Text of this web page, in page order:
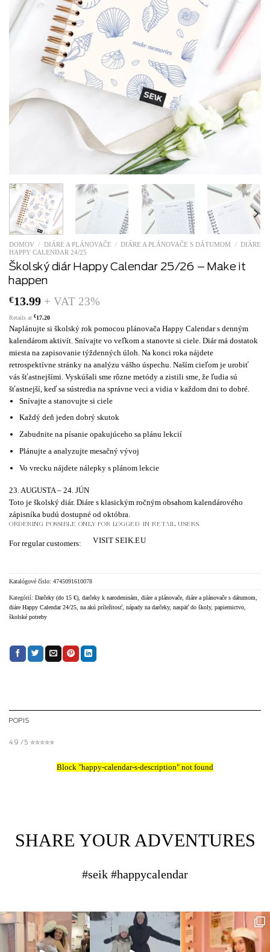
DOMOV / DIÁRE A PLÁNOVAČE / DIÁRE A PLÁNOVAČE S DÁTUMOM / DIÁRE
HAPPY CALENDAR 24/25
Školský diár Happy Calendar 25/26 – Make it
happen
€13.99 + VAT 23%
Retails at €17.20
Naplánujte si školský rok pomocou plánovača Happy Calendar s denným
kalendárom aktivít. Snívajte vo veľkom a stanovte si ciele. Diár má dostatok
miesta na zapisovanie týždenných úloh. Na konci roka nájdete
retrospektívne stránky na analýzu vášho úspechu. Naším cieľom je urobiť
vás šťastnejšími. Vyskúšali sme rôzne metódy a zistili sme, že ľudia sú
šťastnejší, keď sa sústredia na správne veci a vidia v každom dni to dobré.
Snívajte a stanovujte si ciele
Každý deň jeden dobrý skutok
Zabudnite na písanie opakujúceho sa plánu lekcií
Plánujte a analyzujte mesačný vývoj
Vo vrecku nájdete nálepky s plánom lekcie
23. AUGUSTA – 24. JÚN
Toto je školský diár. Diáre s klasickým ročným obsahom kalendárového
zápisníka budú dostupné od októbra.
ORDERING POSSIBLE ONLY FOR LOGGED-IN RETAIL USERS.
For regular customers: VISIT SEIK.EU
Katalógové číslo: 4745091610078
Kategórií: Darčeky (do 15 €) darčeky k narodeninám diáre a plánovače diáre a plánovače s dátumom
diáre Happy Calendar 24/25 na akú príležitosť nápady na darčeky, naspäť do školy, papiernictvo
školské potreby
POPIS
4.9 / 5 ✮✮✮✮✮
Block "happy-calendar-s-description" not found
SHARE YOUR ADVENTURES
#seik #happycalendar